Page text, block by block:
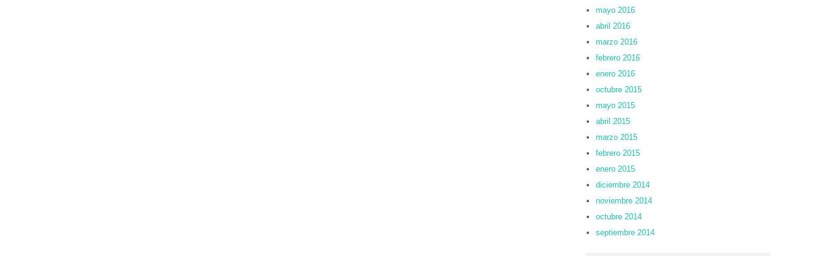
mayo 2016
abril 2016
marzo 2016
febrero 2016
enero 2016
octubre 2015
mayo 2015
abril 2015
marzo 2015
febrero 2015
enero 2015
diciembre 2014
noviembre 2014
octubre 2014
septiembre 2014